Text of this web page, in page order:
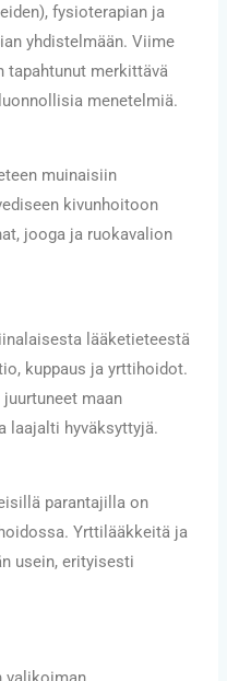
fysioterapian ja
yhdistelmään. Viime
merkittävä
menetelmiä.
muinaisiin
kivunhoitoon
jooga ja ruokavalion
lääketieteestä
kuppaus ja yrttihoidot.
maan
laajalti hyväksyttyjä.
parantajilla on
Yrttilääkkeitä ja
usein, erityisesti